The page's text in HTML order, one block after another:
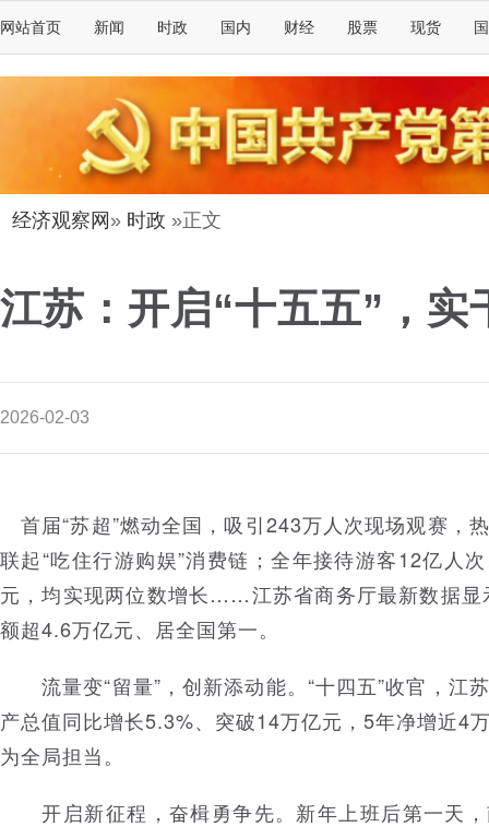
网站首页 新闻 时政 国内 财经 股票 现货
经济观察网 » 时政 »正文
江苏：开启“十五五”，实
2026-02-03
首届“苏超”燃动全国，吸引243万人次现场观赛，
联起“吃住行游购娱”消费链；全年接待游客12亿人
元，均实现两位数增长……江苏省商务厅最新数据显
额超4.6万亿元、居全国第一。
流量变“留量”，创新添动能。“十四五”收官，江
产总值同比增长5.3%、突破14万亿元，5年净增近4
为全局担当。
开启新征程，奋楫勇争先。新年上班后第一天，